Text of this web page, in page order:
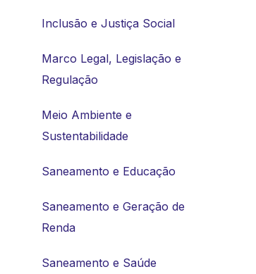
Inclusão e Justiça Social
Marco Legal, Legislação e
Regulação
Meio Ambiente e
Sustentabilidade
Saneamento e Educação
Saneamento e Geração de
Renda
Saneamento e Saúde